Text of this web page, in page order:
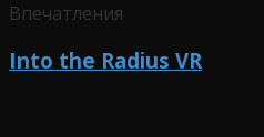
Впечатления
Into the Radius VR